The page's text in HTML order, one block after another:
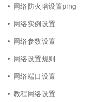
网络防火墙设置ping
网络实例设置
网络参数设置
网络设置规则
网络端口设置
教程网络设置